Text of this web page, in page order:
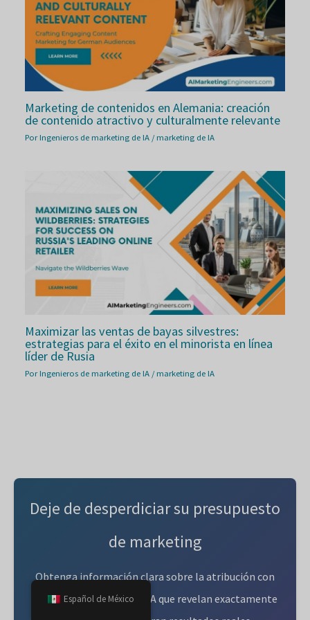
Marketing de contenidos en Alemania: creación
de contenido atractivo y culturalmente relevante
PorIngenieros de marketing de IA /marketing de IA
Maximizar las ventas de bayas silvestres:
estrategias para el éxito en el minorista en línea
líder de Rusia
PorIngenieros de marketing de IA /marketing de IA
Deje de desperdiciar su presupuesto
de marketing
Obtenga información clara sobre la atribución con
análisis impulsados por IA que revelan exactamente
Español de México